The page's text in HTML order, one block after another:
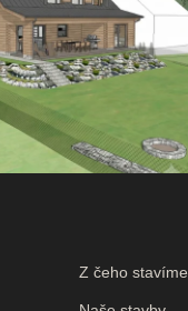
Z čeho stavíme